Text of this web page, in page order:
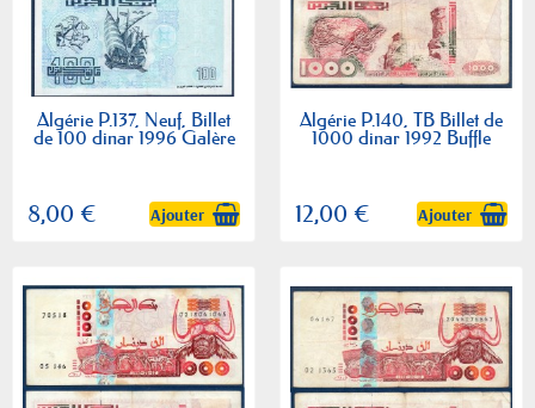
Algérie P.137, Neuf, Billet
de 100 dinar 1996 Galère
8,00 € Ajouter
Algérie P.140, TB Billet de
1000 dinar 1992 Buffle
12,00 € Ajouter